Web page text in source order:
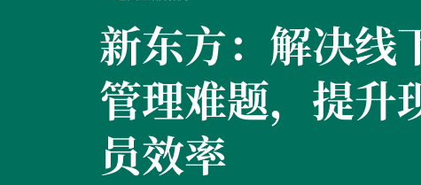
新东方： 解决线
管理难题，提升
员效率